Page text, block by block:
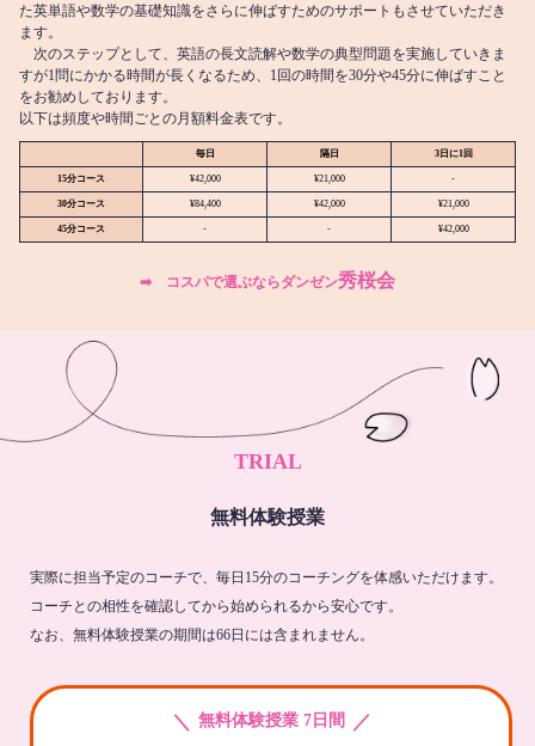
た英単語や数学の基礎知識をさらに伸ばすためのサポートもさせていただき
ます。
次のステップとして、英語の長文読解や数学の典型問題を実施していきま
すが1問にかかる時間が長くなるため、1回の時間を30分や45分に伸ばすこと
をお勧めしております。
以下は頻度や時間ごとの月額料金表です。
毎日 隔日 3日に1回
15分コース ¥42,000 ¥21,000 -
30分コース ¥84,400 ¥42,000 ¥21,000
45分コース - - ¥42,000
➡︎ コスパで選ぶならダンゼン秀桜会
TRIAL
無料体験授業
実際に担当予定のコーチで、毎日15分のコーチングを体感いただけます。
コーチとの相性を確認してから始められるから安心です。
なお、無料体験授業の期間は66日には含まれません。
＼ 無料体験授業 7日間 ／